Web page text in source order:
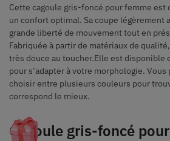
Cette cagoule gris-foncé pour femme est
un confort optimal. Sa coupe légèrement
grande liberté de mouvement tout en
Fabriquée à partir de matériaux de
très douce au toucher.Elle est disponible
pour s’adapter à votre morphologie.
choisir entre plusieurs couleurs pour
correspond le mieux.
Cagoule gris-foncé